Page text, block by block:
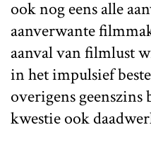
ook nog eens alle
aanverwante
aanval van filmlust
in het impulsief
overigens geenszins
kwestie ook